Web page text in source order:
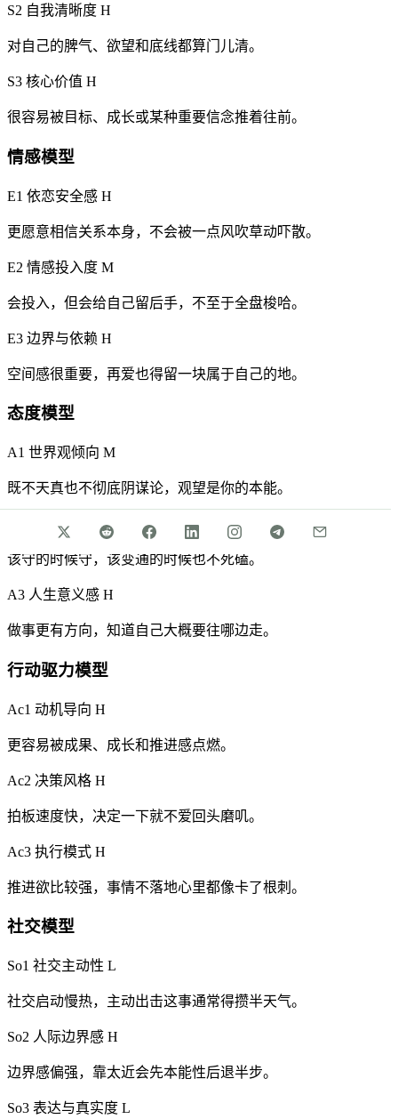
S2 自我清晰度 H
对自己的脾气、欲望和底线都算门儿清。
S3 核心价值 H
很容易被目标、成长或某种重要信念推着往前。
情感模型
E1 依恋安全感 H
更愿意相信关系本身，不会被一点风吹草动吓散。
E2 情感投入度 M
会投入，但会给自己留后手，不至于全盘梭哈。
E3 边界与依赖 H
空间感很重要，再爱也得留一块属于自己的地。
态度模型
A1 世界观倾向 M
既不天真也不彻底阴谋论，观望是你的本能。
A2 规则与灵活度
该守的时候守，该变通的时候也不死磕。
A3 人生意义感 H
做事更有方向，知道自己大概要往哪边走。
行动驱力模型
Ac1 动机导向 H
更容易被成果、成长和推进感点燃。
Ac2 决策风格 H
拍板速度快，决定一下就不爱回头磨叽。
Ac3 执行模式 H
推进欲比较强，事情不落地心里都像卡了根刺。
社交模型
So1 社交主动性 L
社交启动慢热，主动出击这事通常得攒半天气。
So2 人际边界感 H
边界感偏强，靠太近会先本能性后退半步。
So3 表达与真实度 L